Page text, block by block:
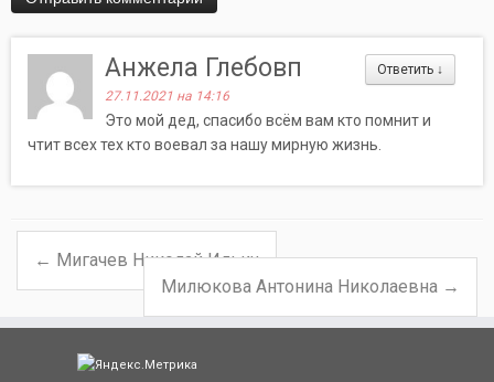
Ответить ↓
Анжела Глебовп
27.11.2021 на 14:16
Это мой дед, спасибо всём вам кто помнит и
чтит всех тех кто воевал за нашу мирную жизнь.
Навигация по записям
← Мигачев Николай Ильич
Милюкова Антонина Николаевна →